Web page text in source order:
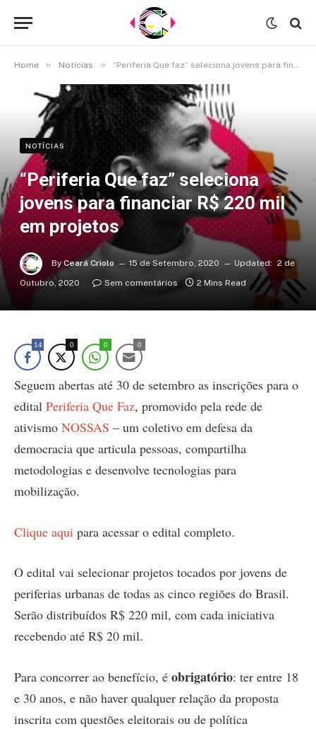
Home » Notícias » “Periferia Que faz” seleciona jovens para financiar R$ 220 mil em projetos
NOTÍCIAS
“Periferia Que faz” seleciona
jovens para financiar R$ 220 mil
em projetos
By Ceará Criolo 15 de Setembro, 2020 Updated: 2 de
Outubro, 2020
Sem comentários 2 Mins Read
14 0 0 0
Seguem abertas até 30 de setembro as inscrições para o
edital Periferia Que Faz, promovido pela rede de
ativismo NOSSAS – um coletivo em defesa da
democracia que articula pessoas, compartilha
metodologias e desenvolve tecnologias para
mobilização.
Clique aqui para acessar o edital completo.
O edital vai selecionar projetos tocados por jovens de
periferias urbanas de todas as cinco regiões do Brasil.
Serão distribuídos R$ 220 mil, com cada iniciativa
recebendo até R$ 20 mil.
Para concorrer ao benefício, é obrigatório: ter entre 18
e 30 anos, e não haver qualquer relação da proposta
inscrita com questões eleitorais ou de política